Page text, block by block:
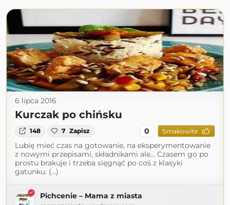
6 lipca 2016
Kurczak po chińsku
148 7 Zapisz 0 Smakowite
Lubię mieć czas na gotowanie, na eksperymentowanie
z nowymi przepisami, składnikami ale… Czasem go po
prostu brakuje i trzeba sięgnąć po coś z klasyki
gatunku. (...)
Pichcenie – Mama z miasta